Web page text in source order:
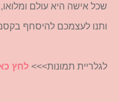
שכל אישה היא עולם
ותנו לעצמכם להיסחף
לגלריית תמונות>>> לחץ